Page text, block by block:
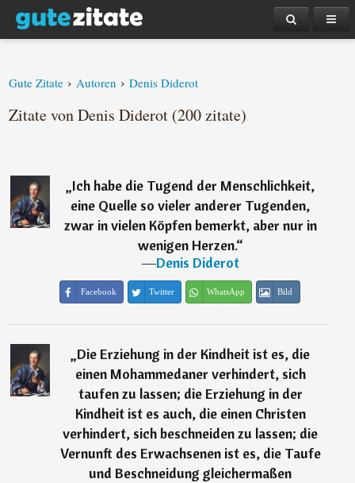
Gute Zitate › Autoren › Denis Diderot
Zitate von Denis Diderot (200 zitate)
„Ich habe die Tugend der Menschlichkeit,
eine Quelle so vieler anderer Tugenden,
zwar in vielen Köpfen bemerkt, aber nur in
wenigen Herzen.“
―Denis Diderot
Facebook Twitter WhatsApp Bild
„Die Erziehung in der Kindheit ist es, die
einen Mohammedaner verhindert, sich
taufen zu lassen; die Erziehung in der
Kindheit ist es auch, die einen Christen
verhindert, sich beschneiden zu lassen; die
Vernunft des Erwachsenen ist es, die Taufe
und Beschneidung gleichermaßen